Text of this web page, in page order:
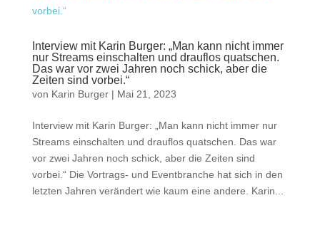
Interview mit Karin Burger: „Man kann nicht immer
nur Streams einschalten und drauflos quatschen.
Das war vor zwei Jahren noch schick, aber die
Zeiten sind vorbei.“
von Karin Burger| Mai 21, 2023
Interview mit Karin Burger: „Man kann nicht immer nur
Streams einschalten und drauflos quatschen. Das war
vor zwei Jahren noch schick, aber die Zeiten sind
vorbei.“ Die Vortrags- und Eventbranche hat sich in den
letzten Jahren verändert wie kaum eine andere. Karin...